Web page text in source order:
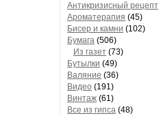
Антикризисный рецепт
Ароматерапия (45)
Бисер и камни (102)
Бумага (506)
Из газет (73)
Бутылки (49)
Валяние (36)
Видео (191)
Винтаж (61)
Все из гипса (48)